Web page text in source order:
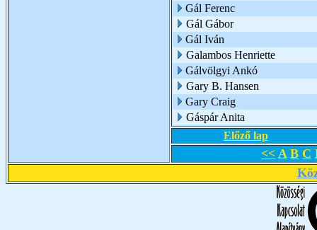
Gál Ferenc
Gál Gábor
Gál Iván
Galambos Henriette
Gálvölgyi Ankó
Gary B. Hansen
Gary Craig
Gáspár Anita
Előző lap
<< A B C